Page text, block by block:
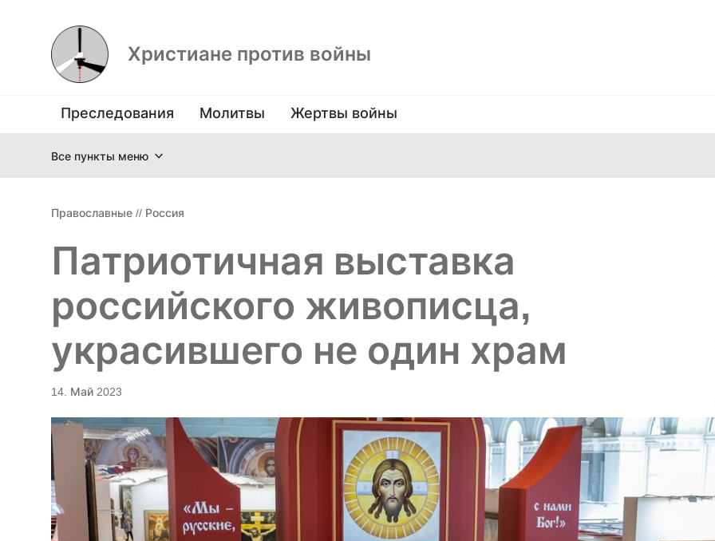
Христиане против войны
Преследования Молитвы Жертвы войны
Все пункты меню
Православные // Россия
Патриотичная выставка
российского живописца,
украсившего не один храм
14. Май 2023